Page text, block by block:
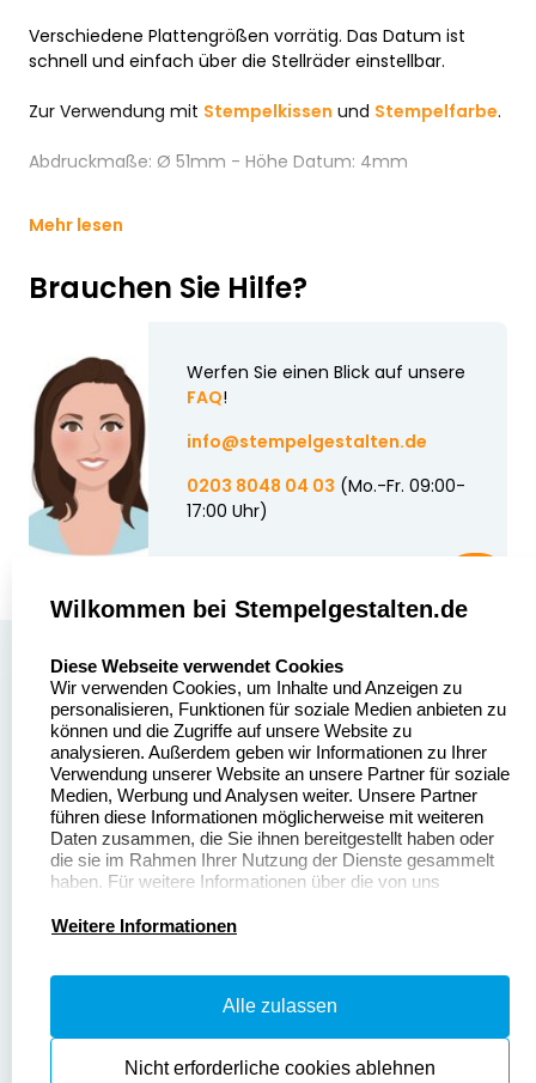
Verschiedene Plattengrößen vorrätig. Das Datum ist
schnell und einfach über die Stellräder einstellbar.
Zur Verwendung mit Stempelkissen und Stempelfarbe.
Abdruckmaße: Ø 51mm - Höhe Datum: 4mm
Mehr lesen
Brauchen Sie Hilfe?
Werfen Sie einen Blick auf unsere
FAQ!
info@stempelgestalten.de
0203 8048 04 03 (Mo.-Fr. 09:00-
17:00 Uhr)
Stempelgestalten.de
Asterlager Straße 97
47228 Duisburg
Deutschland
Über uns
Sitemap
Alle
Stempelinformationen
Dateivorgaben
Fragen & Antworten
Datenschutzerklärung
Widerrufsrecht
Zahlung & Versand
Widerruf & Rückgabe
Wilkommen bei Stempelgestalten.de
Diese Webseite verwendet Cookies
Wir verwenden Cookies, um Inhalte und Anzeigen zu
personalisieren, Funktionen für soziale Medien anbieten zu
können und die Zugriffe auf unsere Website zu
analysieren. Außerdem geben wir Informationen zu Ihrer
Verwendung unserer Website an unsere Partner für soziale
Medien, Werbung und Analysen weiter. Unsere Partner
führen diese Informationen möglicherweise mit weiteren
Daten zusammen, die Sie ihnen bereitgestellt haben oder
die sie im Rahmen Ihrer Nutzung der Dienste gesammelt
haben. Für weitere Informationen über die von uns
Datenschutzerklärung.
Weitere Informationen
Alle zulassen
Nicht erforderliche cookies ablehnen